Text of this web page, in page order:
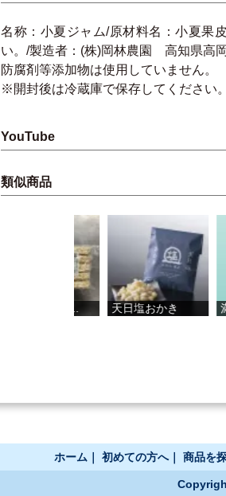
名称：小夏ジャム/原材料名：小夏果
い。/製造者：(株)岡林農園 高知県高
防腐剤等添加物は使用していません。
※開封後は冷蔵庫で保存してください。
YouTube
類似商品
満天
天日塩おかき
ホーム 初めての方へ｜ 商品を